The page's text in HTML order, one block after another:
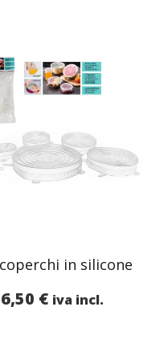
in silicone
6,50 € iva incl.